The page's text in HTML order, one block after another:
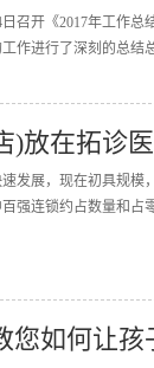
召开《2017年工作
作进行了深刻的总结
)放在拓诊
发展，现在初具规模
强连锁约占数量和占
您如何让孩